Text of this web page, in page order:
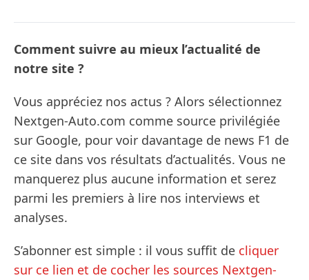
Comment suivre au mieux l’actualité de
notre site ?
Vous appréciez nos actus ? Alors sélectionnez
Nextgen-Auto.com comme source privilégiée
sur Google, pour voir davantage de news F1 de
ce site dans vos résultats d’actualités. Vous ne
manquerez plus aucune information et serez
parmi les premiers à lire nos interviews et
analyses.
S’abonner est simple : il vous suffit de cliquer
sur ce lien et de cocher les sources Nextgen-